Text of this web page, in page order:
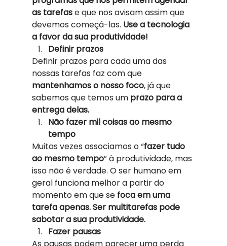
as tarefas e que nos avisam assim que
devemos começá-las. Use a tecnologia
a favor da sua produtividade!
Definir prazos
Definir prazos para cada uma das
nossas tarefas faz com que
mantenhamos o nosso foco, já que
sabemos que temos um prazo para a
entrega delas.
Não fazer mil coisas ao mesmo
tempo
Muitas vezes associamos o “fazer tudo
ao mesmo tempo” à produtividade, mas
isso não é verdade. O ser humano em
geral funciona melhor a partir do
momento em que se foca em uma
tarefa apenas. Ser multitarefas pode
sabotar a sua produtividade.
Fazer pausas